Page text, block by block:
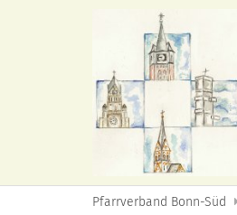
Pfarrverband Bonn-Süd